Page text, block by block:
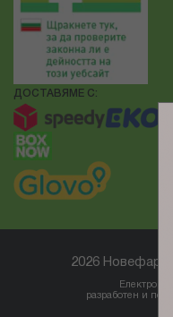
ДОСТАВЯМЕ С:
2026 Новефарм
разработен и